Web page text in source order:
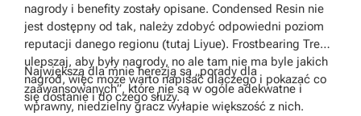
nagrody i benefity zostały opisane. Condensed Resin nie
jest dostępny od tak, należy zdobyć odpowiedni poziom
reputacji danego regionu (tutaj Liyue). Frostbearing Tree –
ulepszaj, aby były nagrody, no ale tam nie ma byle jakich
nagród, więc może warto napisać dlaczego i pokazać co
się dostanie i do czego służy.
Największą dla mnie herezją są „porady dla
zaawansowanych”, które nie są w ogóle adekwatne i
wprawny, niedzielny gracz wyłapie większość z nich.